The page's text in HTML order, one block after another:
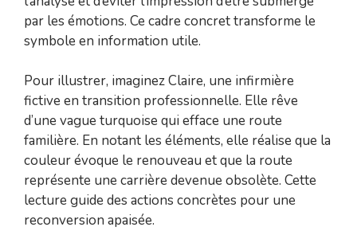
par les émotions. Ce cadre concret transforme le
symbole en information utile.
Pour illustrer, imaginez Claire, une infirmière
fictive en transition professionnelle. Elle rêve
d’une vague turquoise qui efface une route
familière. En notant les éléments, elle réalise que la
couleur évoque le renouveau et que la route
représente une carrière devenue obsolète. Cette
lecture guide des actions concrètes pour une
reconversion apaisée.